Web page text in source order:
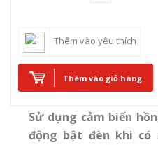
Thêm vào yêu thích
Thêm vào giỏ hàng
Sử dụng cảm biến
động bật đèn khi